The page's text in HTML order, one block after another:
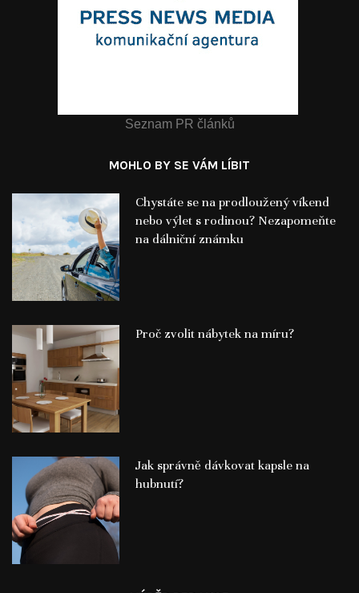
Seznam PR článků
MOHLO BY SE VÁM LÍBIT
Chystáte se na prodloužený víkend
nebo výlet s rodinou? Nezapomeňte
na dálniční známku
Proč zvolit nábytek na míru?
Jak správně dávkovat kapsle na
hubnutí?